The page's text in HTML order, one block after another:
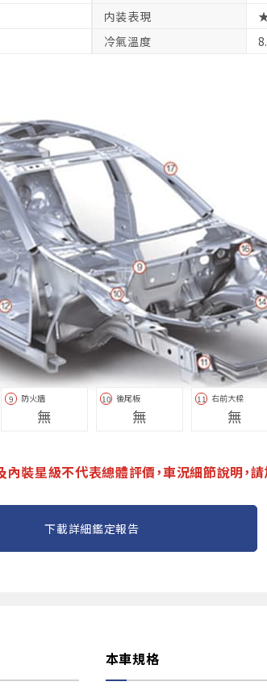
内装表現
冷氣溫度
9 防火牆
無
10 後尾板
無
11 右前大樑
無
裝星級不代表總體評價，車況細節說明，
下載詳細鑑定報告
本車規格